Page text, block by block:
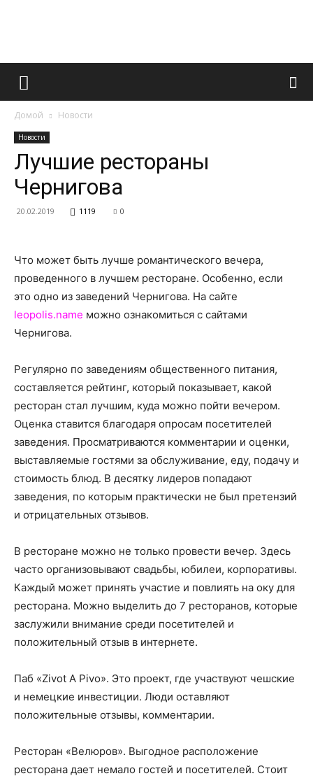
Французский
о
нем
Домой Новости
Новости
Лучшие рестораны
Чернигова
20.02.2019 1119 0
Что может быть лучше романтического вечера,
проведенного в лучшем ресторане. Особенно, если
это одно из заведений Чернигова. На сайте
leopolis.name можно ознакомиться с сайтами
Чернигова.
Регулярно по заведениям общественного питания,
составляется рейтинг, который показывает, какой
ресторан стал лучшим, куда можно пойти вечером.
Оценка ставится благодаря опросам посетителей
заведения. Просматриваются комментарии и оценки,
выставляемые гостями за обслуживание, еду, подачу и
стоимость блюд. В десятку лидеров попадают
заведения, по которым практически не был претензий
и отрицательных отзывов.
В ресторане можно не только провести вечер. Здесь
часто организовывают свадьбы, юбилеи, корпоративы.
Каждый может принять участие и повлиять на оку для
ресторана. Можно выделить до 7 ресторанов, которые
заслужили внимание среди посетителей и
положительный отзыв в интернете.
Паб «Zivot A Pivo». Это проект, где участвуют чешские
и немецкие инвестиции. Люди оставляют
положительные отзывы, комментарии.
Ресторан «Велюров». Выгодное расположение
ресторана дает немало гостей и посетителей. Стоит